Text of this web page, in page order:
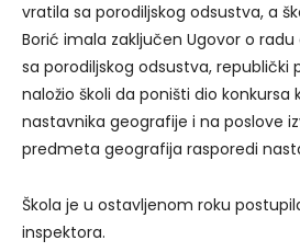
vratila sa porodiljskog odsustva, a
Borić imala zaključen Ugovor o
sa porodiljskog odsustva, republički
naložio školi da poništi dio konkursa
nastavnika geografije i na poslove
predmeta geografija rasporedi
Škola je u ostavljenom roku
inspektora.